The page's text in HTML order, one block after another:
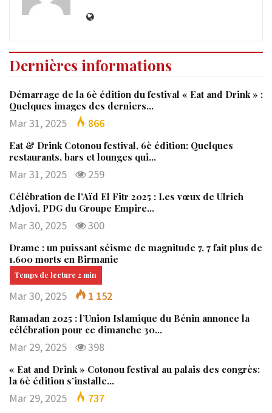
Dernières informations
Démarrage de la 6è édition du festival « Eat and Drink » :
Quelques images des derniers…
Mar 31, 2025 866
Eat & Drink Cotonou festival, 6è édition: Quelques
restaurants, bars et lounges qui…
Mar 31, 2025 259
Célébration de l’Aïd El Fitr 2025 : Les vœux de Ulrich
Adjovi, PDG du Groupe Empire…
Mar 30, 2025 300
Drame : un puissant séisme de magnitude 7, 7 fait plus de
1.600 morts en Birmanie
Mar 30, 2025 1 152
Ramadan 2025 : l’Union Islamique du Bénin annonce la
célébration pour ce dimanche 30…
Mar 29, 2025 398
« Eat and Drink » Cotonou festival au palais des congrès:
la 6è édition s’installe…
Mar 29, 2025 737